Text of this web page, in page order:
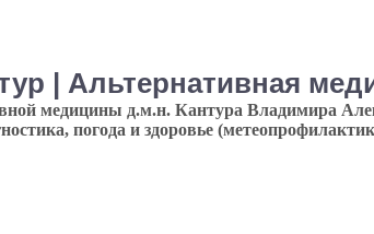
| Альтернативная
медицины д.м.н. Кантура Владимира
погода и здоровье